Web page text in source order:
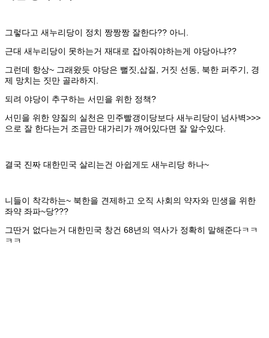
그렇다고 새누리당이 정치 짱짱짱 잘한다?? 아니.
근대 새누리당이 못하는거 재대로 잡아줘야하는게 야당아냐??
그런데 항상~ 그래왔듯 야당은 뻘짓,삽질, 거짓 선동, 북한 퍼주기, 경
제 망치는 짓만 골라하지.
되려 야당이 추구하는 서민을 위한 정책?
서민을 위한 양질의 실천은 민주빨갱이당보다 새누리당이 넘사벽>>>
으로 잘 한다는거 조금만 대가리가 깨어있다면 잘 알수있다.
결국 진짜 대한민국 살리는건 아쉽게도 새누리당 하나~
니들이 착각하는~ 북한을 견제하고 오직 사회의 약자와 민생을 위한
좌약 좌파~당???
그딴거 없다는거 대한민국 창건 68년의 역사가 정확히 말해준다ㅋㅋ
ㅋㅋ